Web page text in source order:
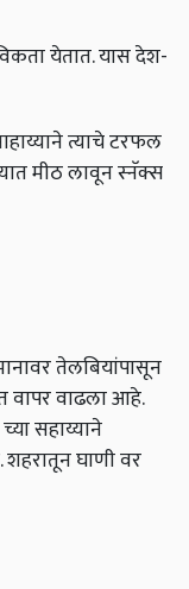
येतात. यास देश-
त्याचे टरफल
मीठ लावून स्नॅक्स
तेलबियांपासून
वापर वाढला आहे.
सहाय्याने
शहरातून घाणी वर